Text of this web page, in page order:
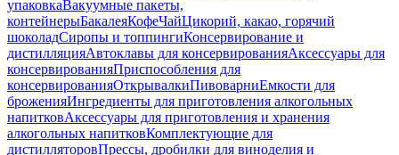
упаковкаВакуумные пакеты,
контейнерыБакалеяКофеЧайЦикорий, какао, горячий
шоколадСиропы и топпингиКонсервирование и
дистилляцияАвтоклавы для консервированияАксессуары для
консервированияПриспособления для
консервированияОткрывалкиПивоварниЕмкости для
броженияИнгредиенты для приготовления алкогольных
напитковАксессуары для приготовления и хранения
алкогольных напитковКомплектующие для
дистилляторовПрессы, дробилки для виноделия и